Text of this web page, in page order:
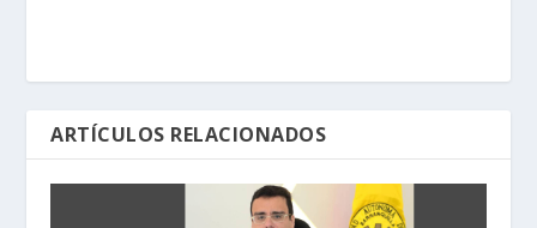
ARTÍCULOS RELACIONADOS